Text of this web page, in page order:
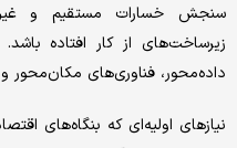
سنجش خسارات مستقیم و
زیرساخت‌های از کار افتاده باشد.
داده‌محور، فناوری‌های مکان‌محور
نیازهای اولیه‌ای که بنگاه‌های